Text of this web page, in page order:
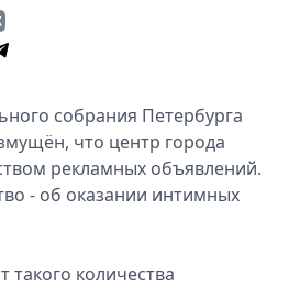
собрания Петербурга
что центр города
рекламных объявлений.
- об оказании интимных
такого количества